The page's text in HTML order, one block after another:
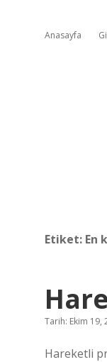
Anasayfa
Etiket: En
Tarih: Ekim 19,
Hareketli